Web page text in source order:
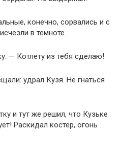
конечно, сорвались и с
в темноте.
— Котлету из тебя сделаю!
удрал Кузя. Не гнаться
и тут же решил, что Кузьке
Раскидал костёр, огонь